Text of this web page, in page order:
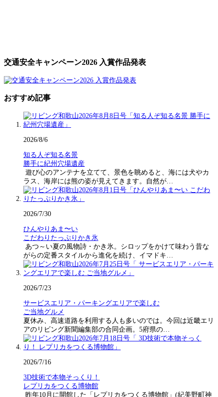
交通安全キャンペーン2026 入賞作品発表
おすすめ記事
2026/8/6
知る人ぞ知る名景
勝手に紀州穴場遺産
遊び心のアンテナを立てて、景色を眺めると、海には犬やカ
ラス、海岸には熊の姿が見えてきます。自然が…
2026/7/30
ひんやりあま〜い
こだわりたっぷりかき氷
あつ～い夏の風物詩・かき氷。シロップをかけて味わう昔な
がらの定番スタイルから進化を続け、イマドキ…
2026/7/23
サービスエリア・パーキングエリアで楽しむ
ご当地グルメ
夏休み、高速道路を利用する人も多いのでは。今回は近畿エリ
アのリビング新聞編集部の合同企画。5府県の…
2026/7/16
3D技術で本物そっくり！
レプリカをつくる博物館
昨年10月に開館した「レプリカをつくる博物館」(紀美野町神